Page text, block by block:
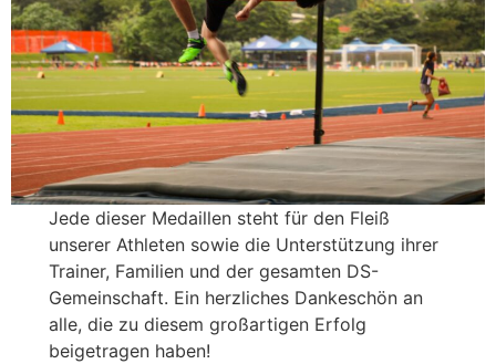
Jede dieser Medaillen steht für den Fleiß
unserer Athleten sowie die Unterstützung ihrer
Trainer, Familien und der gesamten DS-
Gemeinschaft. Ein herzliches Dankeschön an
alle, die zu diesem großartigen Erfolg
beigetragen haben!